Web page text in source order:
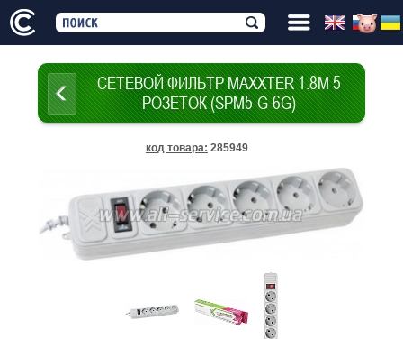
СЕТЕВОЙ ФИЛЬТР MAXXTER 1.8М 5
РОЗЕТОК (SPM5-G-6G)
код товара: 285949